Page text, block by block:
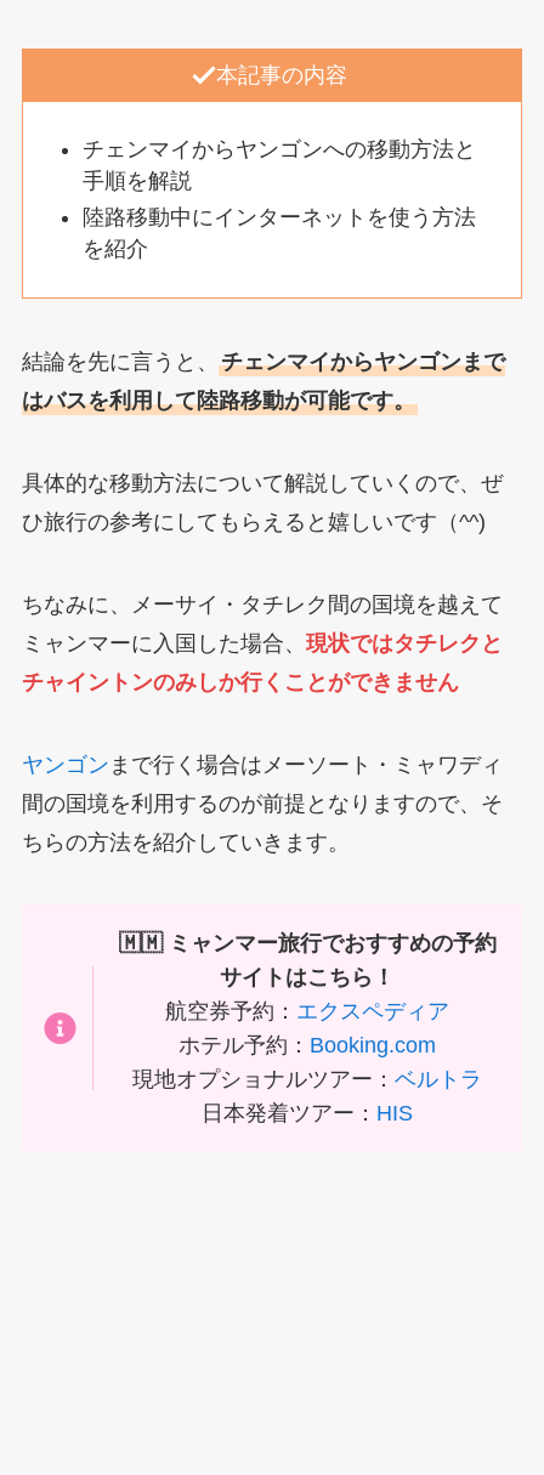
本記事の内容
チェンマイからヤンゴンへの移動方法と
手順を解説
陸路移動中にインターネットを使う方法
を紹介
結論を先に言うと、 チェンマイからヤンゴンまで
はバスを利用して陸路移動が可能です。
具体的な移動方法について解説していくので、ぜ
ひ旅行の参考にしてもらえると嬉しいです（^^)
ちなみに、メーサイ・タチレク間の国境を越えて
ミャンマーに入国した場合、 現状ではタチレクと
チャイントンのみしか行くことができません
ヤンゴン まで行く場合はメーソート・ミャワディ
間の国境を利用するのが前提となりますので、そ
ちらの方法を紹介していきます。
🇲🇲 ミャンマー旅行でおすすめの予約
サイトはこちら！
航空券予約： エクスペディア
ホテル予約： Booking.com
現地オプショナルツアー：ベルトラ
日本発着ツアー： HIS